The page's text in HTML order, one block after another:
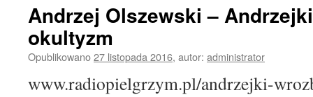
Andrzej Olszewski –
okultyzm
Opublikowano27 listopada 2016, autor: administrator
www.radiopielgrzym.pl/andrzejki-